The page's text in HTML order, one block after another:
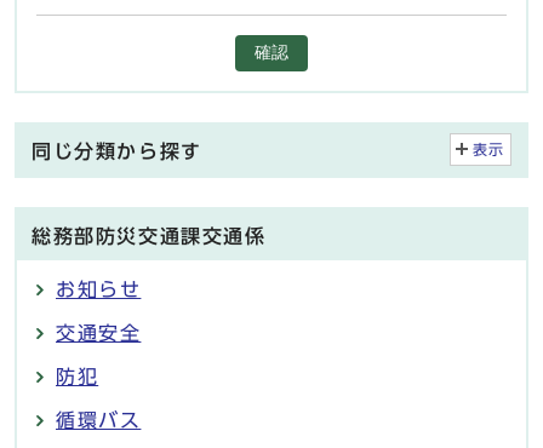
確認
同じ分類から探す 表示
総務部防災交通課交通係
お知らせ
交通安全
防犯
循環バス